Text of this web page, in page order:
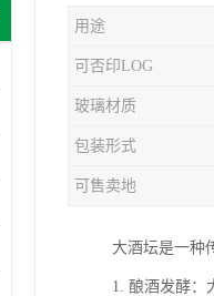
用途
可否印LOG
玻璃材质
包装形式
可售卖地
大酒坛是一种
1. 酿酒发酵：